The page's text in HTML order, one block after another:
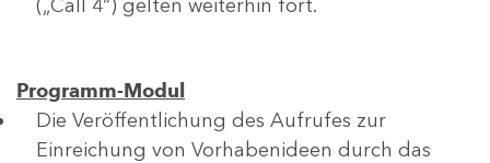
(„Call 4“) gelten weiterhin fort.
Programm-Modul
Die Veröffentlichung des Aufrufes zur
Einreichung von Vorhabenideen durch das